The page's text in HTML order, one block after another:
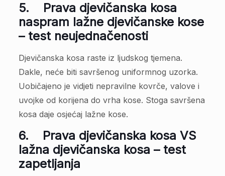
5. Prava djevičanska kosa
naspram lažne djevičanske kose
– test neujednačenosti
Djevičanska kosa raste iz ljudskog tjemena.
Dakle, neće biti savršenog uniformnog uzorka.
Uobičajeno je vidjeti nepravilne kovrče, valove i
uvojke od korijena do vrha kose. Stoga savršena
kosa daje osjećaj lažne kose.
6. Prava djevičanska kosa VS
lažna djevičanska kosa – test
zapetljanja